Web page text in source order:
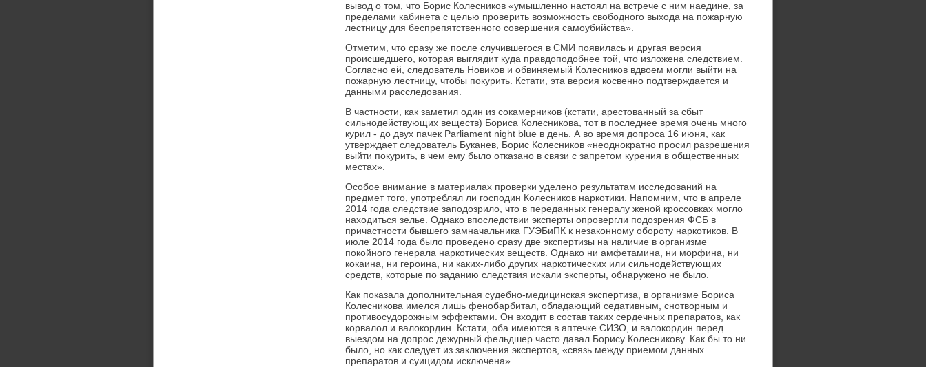
вывод о том, что Борис Колесников «умышленно настоял на встрече с ним наедине, за
пределами кабинета с целью проверить возможность свободного выхода на пожарную
лестницу для беспрепятственного совершения самоубийства».
Отметим, что сразу же после случившегося в СМИ появилась и другая версия
происшедшего, которая выглядит куда правдоподобнее той, что изложена следствием.
Согласно ей, следователь Новиков и обвиняемый Колесников вдвоем могли выйти на
пожарную лестницу, чтобы покурить. Кстати, эта версия косвенно подтверждается и
данными расследования.
В частности, как заметил один из сокамерников (кстати, арестованный за сбыт
сильнодействующих веществ) Бориса Колесникова, тот в последнее время очень много
курил - до двух пачек Parliament night blue в день. А во время допроса 16 июня, как
утверждает следователь Буканев, Борис Колесников «неоднократно просил разрешения
выйти покурить, в чем ему было отказано в связи с запретом курения в общественных
местах».
Особое внимание в материалах проверки уделено результатам исследований на
предмет того, употреблял ли господин Колесников наркотики. Напомним, что в апреле
2014 года следствие заподозрило, что в переданных генералу женой кроссовках могло
находиться зелье. Однако впоследствии эксперты опровергли подозрения ФСБ в
причастности бывшего замначальника ГУЭБиПК к незаконному обороту наркотиков. В
июле 2014 года было проведено сразу две экспертизы на наличие в организме
покойного генерала наркотических веществ. Однако ни амфетамина, ни морфина, ни
кокаина, ни героина, ни каких-либо других наркотических или сильнодействующих
средств, которые по заданию следствия искали эксперты, обнаружено не было.
Как показала дополнительная судебно-медицинская экспертиза, в организме Бориса
Колесникова имелся лишь фенобарбитал, обладающий седативным, снотворным и
противосудорожным эффектами. Он входит в состав таких сердечных препаратов, как
корвалол и валокордин. Кстати, оба имеются в аптечке СИЗО, и валокордин перед
выездом на допрос дежурный фельдшер часто давал Борису Колесникову. Как бы то ни
было, но как следует из заключения экспертов, «связь между приемом данных
препаратов и суицидом исключена».